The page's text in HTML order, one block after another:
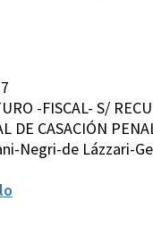
-FISCAL- S/
DE CASACIÓN
Negri-de Lázzari-